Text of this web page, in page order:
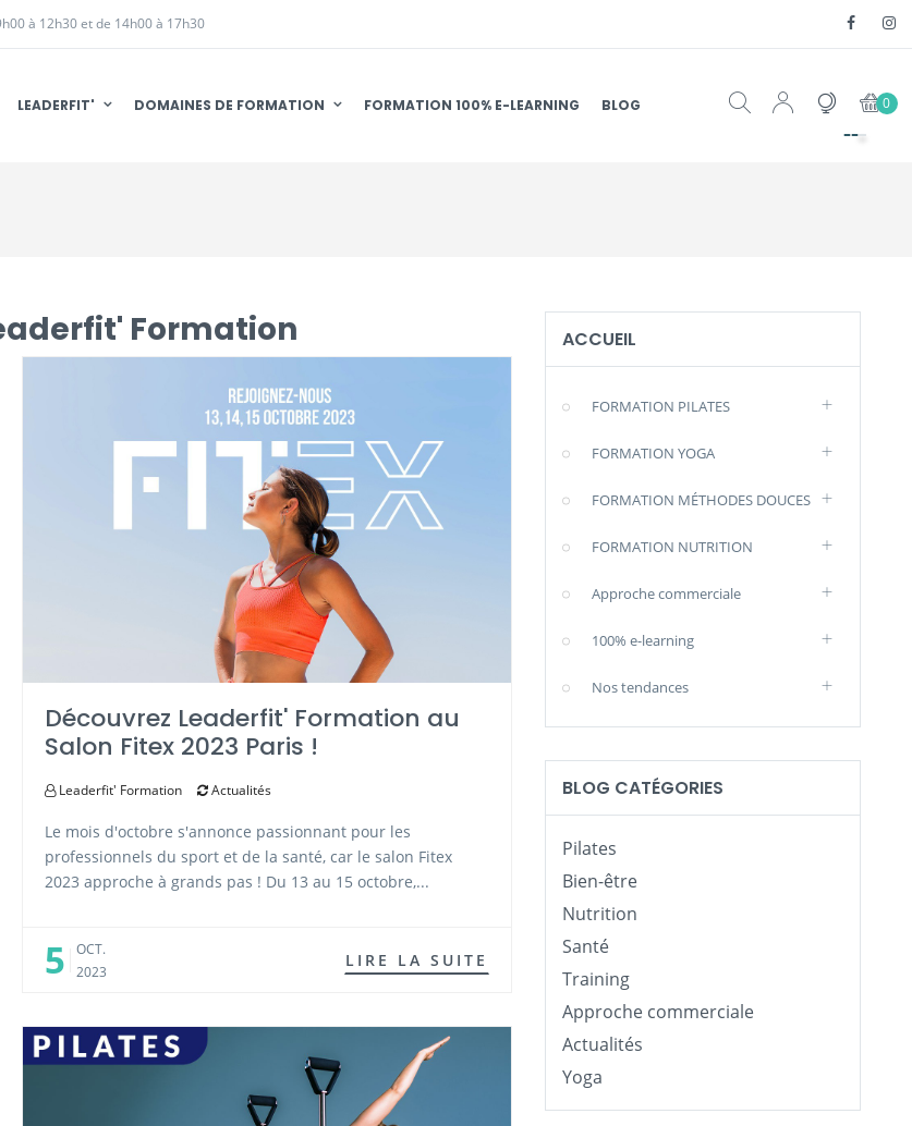
à 12h30 et de 14h00 à 17h30
LEADERFIT' DOMAINES DE FORMATION FORMATION 100% E-LEARNING BLOG 0
Formation
Découvrez Leaderfit' Formation au
Salon Fitex 2023 Paris !
Leaderfit' Formation Actualités
Le mois d'octobre s'annonce passionnant pour les
professionnels du sport et de la santé, car le salon Fitex
2023 approche à grands pas ! Du 13 au 15 octobre,...
5
OCT.
2023
LIRE LA SUITE
ACCUEIL
FORMATION PILATES
FORMATION YOGA
FORMATION MÉTHODES DOUCES
FORMATION NUTRITION
Approche commerciale
100% e-learning
Nos tendances
BLOG CATÉGORIES
Pilates
Bien-être
Nutrition
Santé
Training
Approche commerciale
Actualités
Yoga